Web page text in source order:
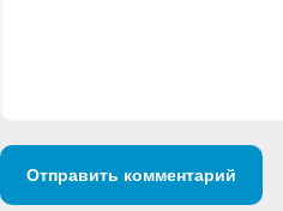
Отправить комментарий